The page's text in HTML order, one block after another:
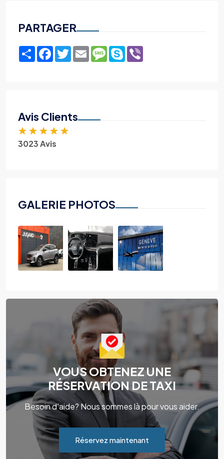
PARTAGER
ShareFacebook
TwitterEmailMessage
Skype
Avis Clients
★ ★ ★ ★ ★
3023 Avis
GALERIE PHOTOS
VOUS OBTENEZ UNE
RÉSERVATION DE TAXI
Besoin d'aide? Nous sommes là pour vous aider.
Réservez maintenant